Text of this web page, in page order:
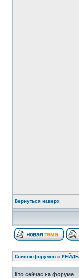
Вернуться наверх
Список форумов »
Кто сейчас на форуме